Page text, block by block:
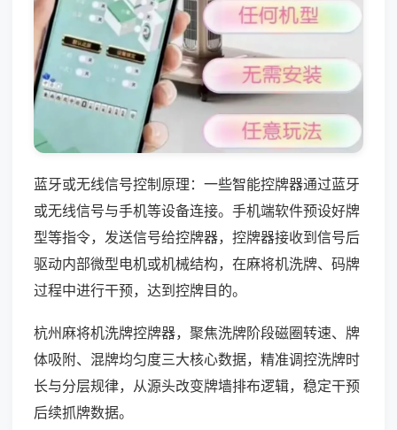
蓝牙或无线信号控制原理：一些智能控牌器通过蓝牙
或无线信号与手机等设备连接。手机端软件预设好牌
型等指令，发送信号给控牌器，控牌器接收到信号后
驱动内部微型电机或机械结构，在麻将机洗牌、码牌
过程中进行干预，达到控牌目的。
杭州麻将机洗牌控牌器，聚焦洗牌阶段磁圈转速、牌
体吸附、混牌均匀度三大核心数据，精准调控洗牌时
长与分层规律，从源头改变牌墙排布逻辑，稳定干预
后续抓牌数据。